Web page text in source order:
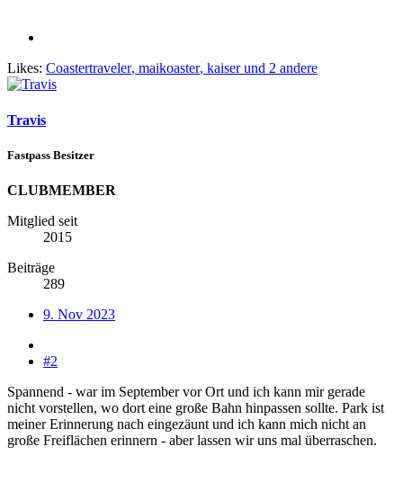
Likes: Coastertraveler, maikoaster, kaiserund 2 andere
Travis
Fastpass Besitzer
CLUBMEMBER
Mitglied seit
2015
Beiträge
289
9. Nov 2023
#2
Spannend - war im September vor Ort und ich kann mir gerade
nicht vorstellen, wo dort eine große Bahn hinpassen sollte. Park ist
meiner Erinnerung nach eingezäunt und ich kann mich nicht an
große Freiflächen erinnern - aber lassen wir uns mal überraschen.